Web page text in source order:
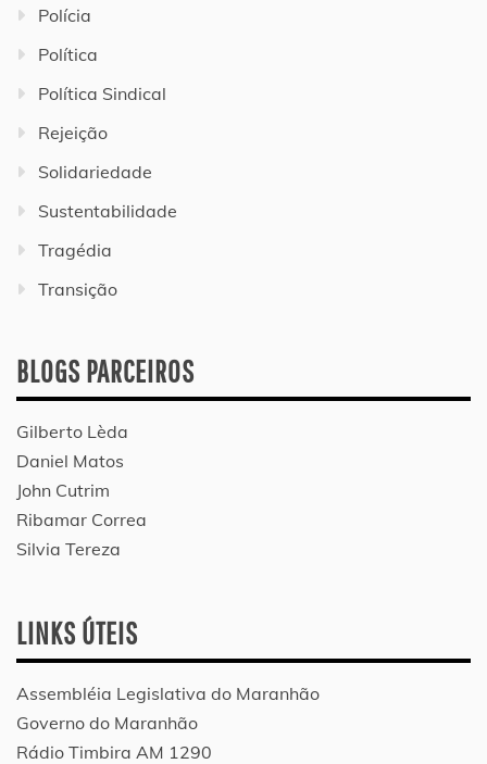
Polícia
Política
Política Sindical
Rejeição
Solidariedade
Sustentabilidade
Tragédia
Transição
BLOGS PARCEIROS
Gilberto Lèda
Daniel Matos
John Cutrim
Ribamar Correa
Silvia Tereza
LINKS ÚTEIS
Assembléia Legislativa do Maranhão
Governo do Maranhão
Rádio Timbira AM 1290